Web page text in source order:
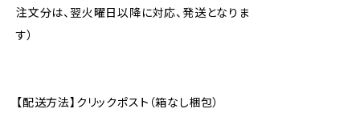
注文分は、翌火曜日以降に対応、発送となりま
す）
【配送方法】クリックポスト（箱なし梱包）